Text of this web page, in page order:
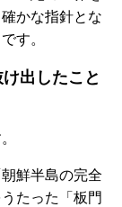
かな指針とな
す。
出したこと
鮮半島の完全
たった「板門